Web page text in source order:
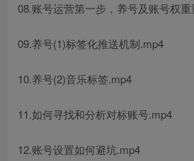
08.账号运营第一步，养号及账号权
09.养号(1)标签化推送机制.mp4
10.养号(2)音乐标签.mp4
11.如何寻找和分析对标账号.mp4
12.账号设置如何避坑.mp4